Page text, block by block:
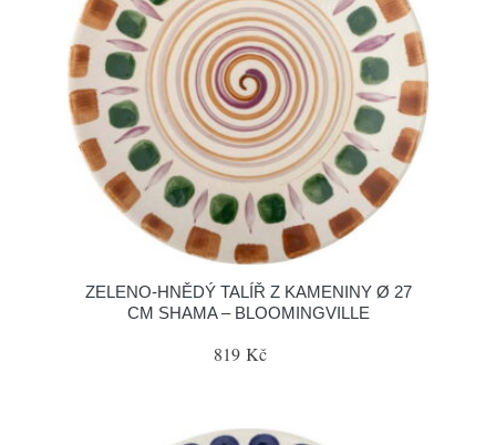
ZELENO-HNĚDÝ TALÍŘ Z KAMENINY Ø 27
CM SHAMA – BLOOMINGVILLE
819 Kč